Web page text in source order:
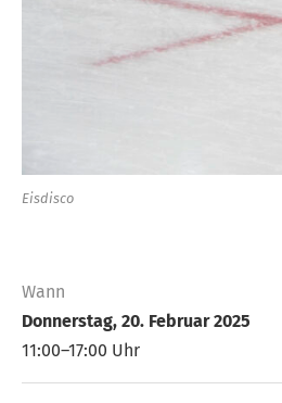
Eisdisco
Wann
Donnerstag, 20. Februar 2025
11:00–17:00 Uhr